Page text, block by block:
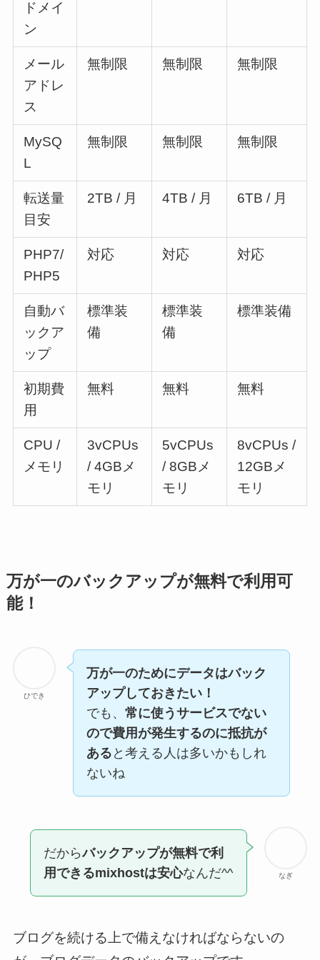
ドメイ
ン
メール
アドレ
ス
無制限 無制限 無制限
MySQ
L
無制限 無制限 無制限
転送量
目安
2TB / 月 4TB / 月 6TB / 月
PHP7/
PHP5
対応 対応 対応
自動バ
ックア
ップ
標準装
備
標準装
備
標準装備
初期費
用
無料 無料 無料
CPU /
メモリ
3vCPUs
/ 4GBメ
モリ
5vCPUs
/ 8GBメ
モリ
8vCPUs /
12GBメ
モリ
万が一のバックアップが無料で利用可
能！
ひでき
万が一のためにデータはバック
アップしておきたい！
でも、 常に使うサービスでない
ので費用が発生するのに抵抗が
ある と考える人は多いかもしれ
ないね
なぎ
だからバックアップが無料で利
用できるmixhostは安心なんだ^^
ブログを続ける上で備えなければならないの